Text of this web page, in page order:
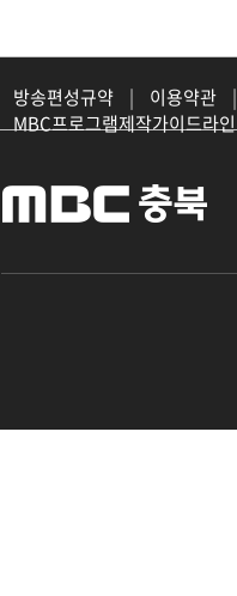
방송편성규약 | 이용약관 |
MBC프로그램제작가이드라인